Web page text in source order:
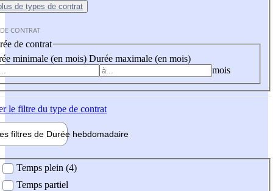
de types de contrat
CONTRAT
de contrat
minimale (en mois) Durée maximale (en mois)
mois
le filtre du type de contrat
filtres de Durée hebdomadaire
Temps plein (4)
Temps partiel